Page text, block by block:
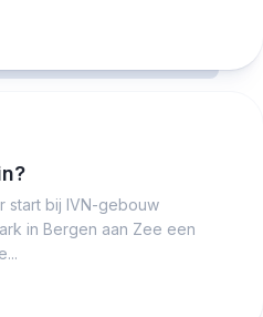
start bij IVN-gebouw
in Bergen aan Zee een